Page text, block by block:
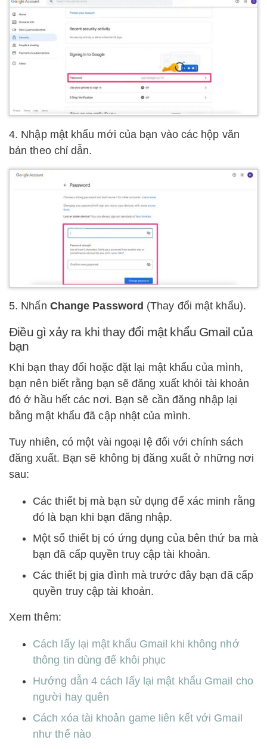
4. Nhập mật khẩu mới của bạn vào các hộp văn
bản theo chỉ dẫn.
5. Nhấn Change Password (Thay đổi mật khẩu).
Điều gì xảy ra khi thay đổi mật khẩu Gmail của
bạn
Khi bạn thay đổi hoặc đặt lại mật khẩu của mình,
bạn nên biết rằng bạn sẽ đăng xuất khỏi tài khoản
đó ở hầu hết các nơi. Bạn sẽ cần đăng nhập lại
bằng mật khẩu đã cập nhật của mình.
Tuy nhiên, có một vài ngoại lệ đối với chính sách
đăng xuất. Bạn sẽ không bị đăng xuất ở những nơi
sau:
Các thiết bị mà bạn sử dụng để xác minh rằng
đó là bạn khi bạn đăng nhập.
Một số thiết bị có ứng dụng của bên thứ ba mà
bạn đã cấp quyền truy cập tài khoản.
Các thiết bị gia đình mà trước đây bạn đã cấp
quyền truy cập tài khoản.
Xem thêm:
Cách lấy lại mật khẩu Gmail khi không nhớ
thông tin dùng để khôi phục
Hướng dẫn 4 cách lấy lại mật khẩu Gmail cho
người hay quên
Cách xóa tài khoản game liên kết với Gmail
như thế nào